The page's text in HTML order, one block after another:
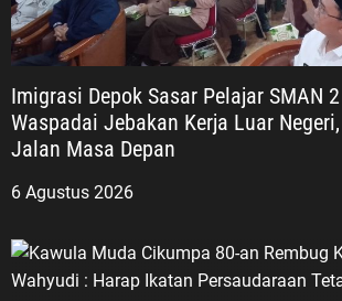
Imigrasi Depok Sasar Pelajar SMAN
Waspadai Jebakan Kerja Luar
6 Agustus 2026